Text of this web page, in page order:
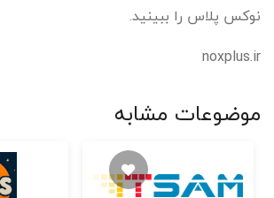
نوکس پلاس را ببینید.
noxplus.ir
موضوعات مشابه